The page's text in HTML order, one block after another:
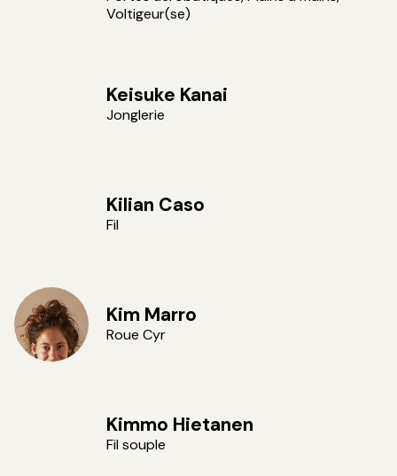
Voltigeur(se)
Keisuke Kanai
Jonglerie
Kilian Caso
Fil
Kim Marro
Roue Cyr
Kimmo Hietanen
Fil souple